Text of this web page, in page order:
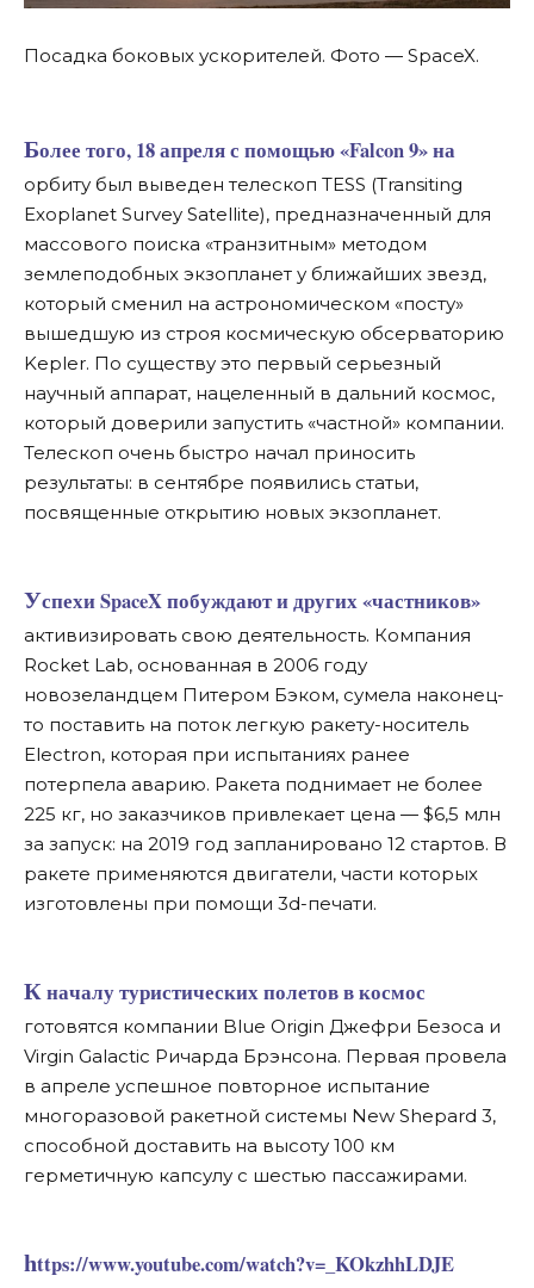
Посадка боковых ускорителей. Фото — SpaceX.
Более того, 18 апреля с помощью «Falcon 9» на
орбиту был выведен телескоп TESS (Transiting
Exoplanet Survey Satellite), предназначенный для
массового поиска «транзитным» методом
землеподобных экзопланет у ближайших звезд,
который сменил на астрономическом «посту»
вышедшую из строя космическую обсерваторию
Kepler. По существу это первый серьезный
научный аппарат, нацеленный в дальний космос,
который доверили запустить «частной» компании.
Телескоп очень быстро начал приносить
результаты: в сентябре появились статьи,
посвященные открытию новых экзопланет.
Успехи SpaceX побуждают и других «частников»
активизировать свою деятельность. Компания
Rocket Lab, основанная в 2006 году
новозеландцем Питером Бэком, сумела наконец-
то поставить на поток легкую ракету-носитель
Electron, которая при испытаниях ранее
потерпела аварию. Ракета поднимает не более
225 кг, но заказчиков привлекает цена — $6,5 млн
за запуск: на 2019 год запланировано 12 стартов. В
ракете применяются двигатели, части которых
изготовлены при помощи 3d-печати.
К началу туристических полетов в космос
готовятся компании Blue Origin Джефри Безоса и
Virgin Galactic Ричарда Брэнсона. Первая провела
в апреле успешное повторное испытание
многоразовой ракетной системы New Shepard 3,
способной доставить на высоту 100 км
герметичную капсулу с шестью пассажирами.
https://www.youtube.com/watch?v=_KOkzhhLDJE